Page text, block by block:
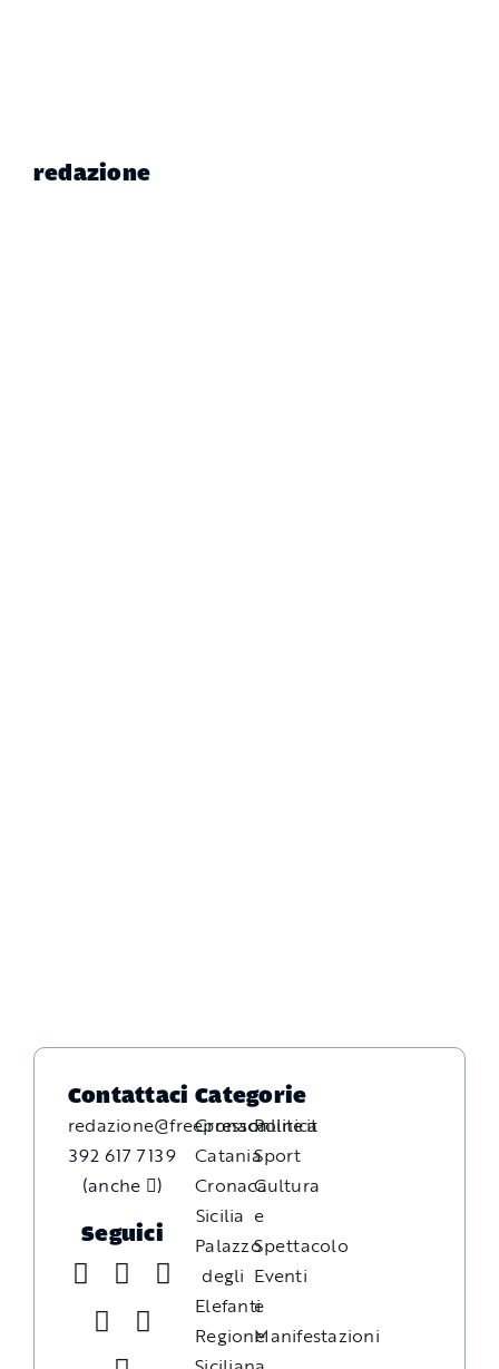
redazione
Contattaci
redazione@freepressonline.it
392 617 7139
(anche
)
Seguici
Categorie
Cronaca
Catania
Cronaca
Sicilia
Palazzo
degli
Elefanti
Regione
Politica
Sport
Cultura
e
Spettacolo
Eventi
e
Manifestazioni